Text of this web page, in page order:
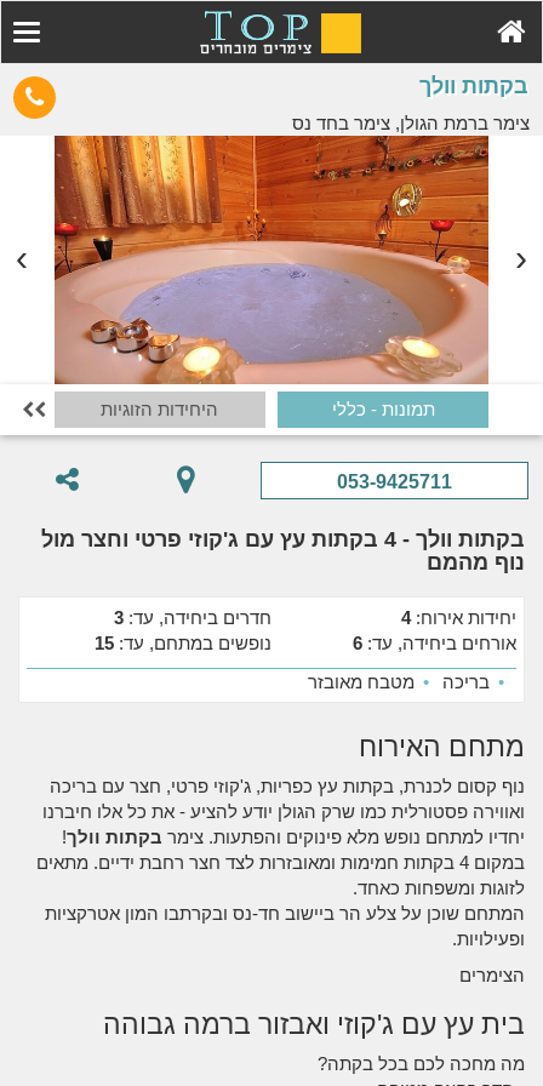
בקתות וולך
צימר ברמת הגולן, צימר בחד נס
תמונות - כללי היחידות הזוגיות 
053-9425711
בקתות וולך - 4 בקתות עץ עם ג'קוזי פרטי וחצר מול
נוף מהמם
יחידות אירוח:4 חדרים ביחידה, עד: 3
אורחים ביחידה, עד: 6 נופשים במתחם, עד: 15
• בריכה • מטבח מאובזר
מתחם האירוח
נוף קסום לכנרת, בקתות עץ כפריות, ג'קוזי פרטי, חצר עם בריכה
ואווירה פסטורלית כמו שרק הגולן יודע להציע - את כל אלו חיברנו
יחדיו למתחם נופש מלא פינוקים והפתעות. צימר בקתות וולך!
במקום 4 בקתות חמימות ומאובזרות לצד חצר רחבת ידיים. מתאים
לזוגות ומשפחות כאחד.
המתחם שוכן על צלע הר ביישוב חד-נס ובקרתבו המון אטרקציות
ופעילויות.
הצימרים
בית עץ עם ג'קוזי ואבזור ברמה גבוהה
מה מחכה לכם בכל בקתה?